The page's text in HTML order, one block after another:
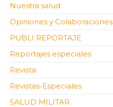
Nuestra salud
Opiniones y Colaboraciones
PUBLI REPORTAJE
Reportajes especiales
Revista
Revistas-Especiales
SALUD MILITAR